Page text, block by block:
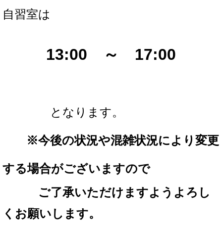
自習室は
13:00 ～ 17:00
となります。
※今後の状況や混雑状況により変更
する場合がございますので
ご了承いただけますようよろし
くお願いします。